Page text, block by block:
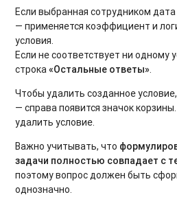
Если выбранная сотрудником
— применяется коэффициент и
условия.
Если не соответствует ни одному
строка«Остальные ответы».
Чтобы удалить созданное
— справа появится значок
удалить условие.
Важно учитывать, что
задачи полностью совпадает с
поэтому вопрос должен быть
однозначно.